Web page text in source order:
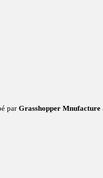
par Grasshopper Mnufacture